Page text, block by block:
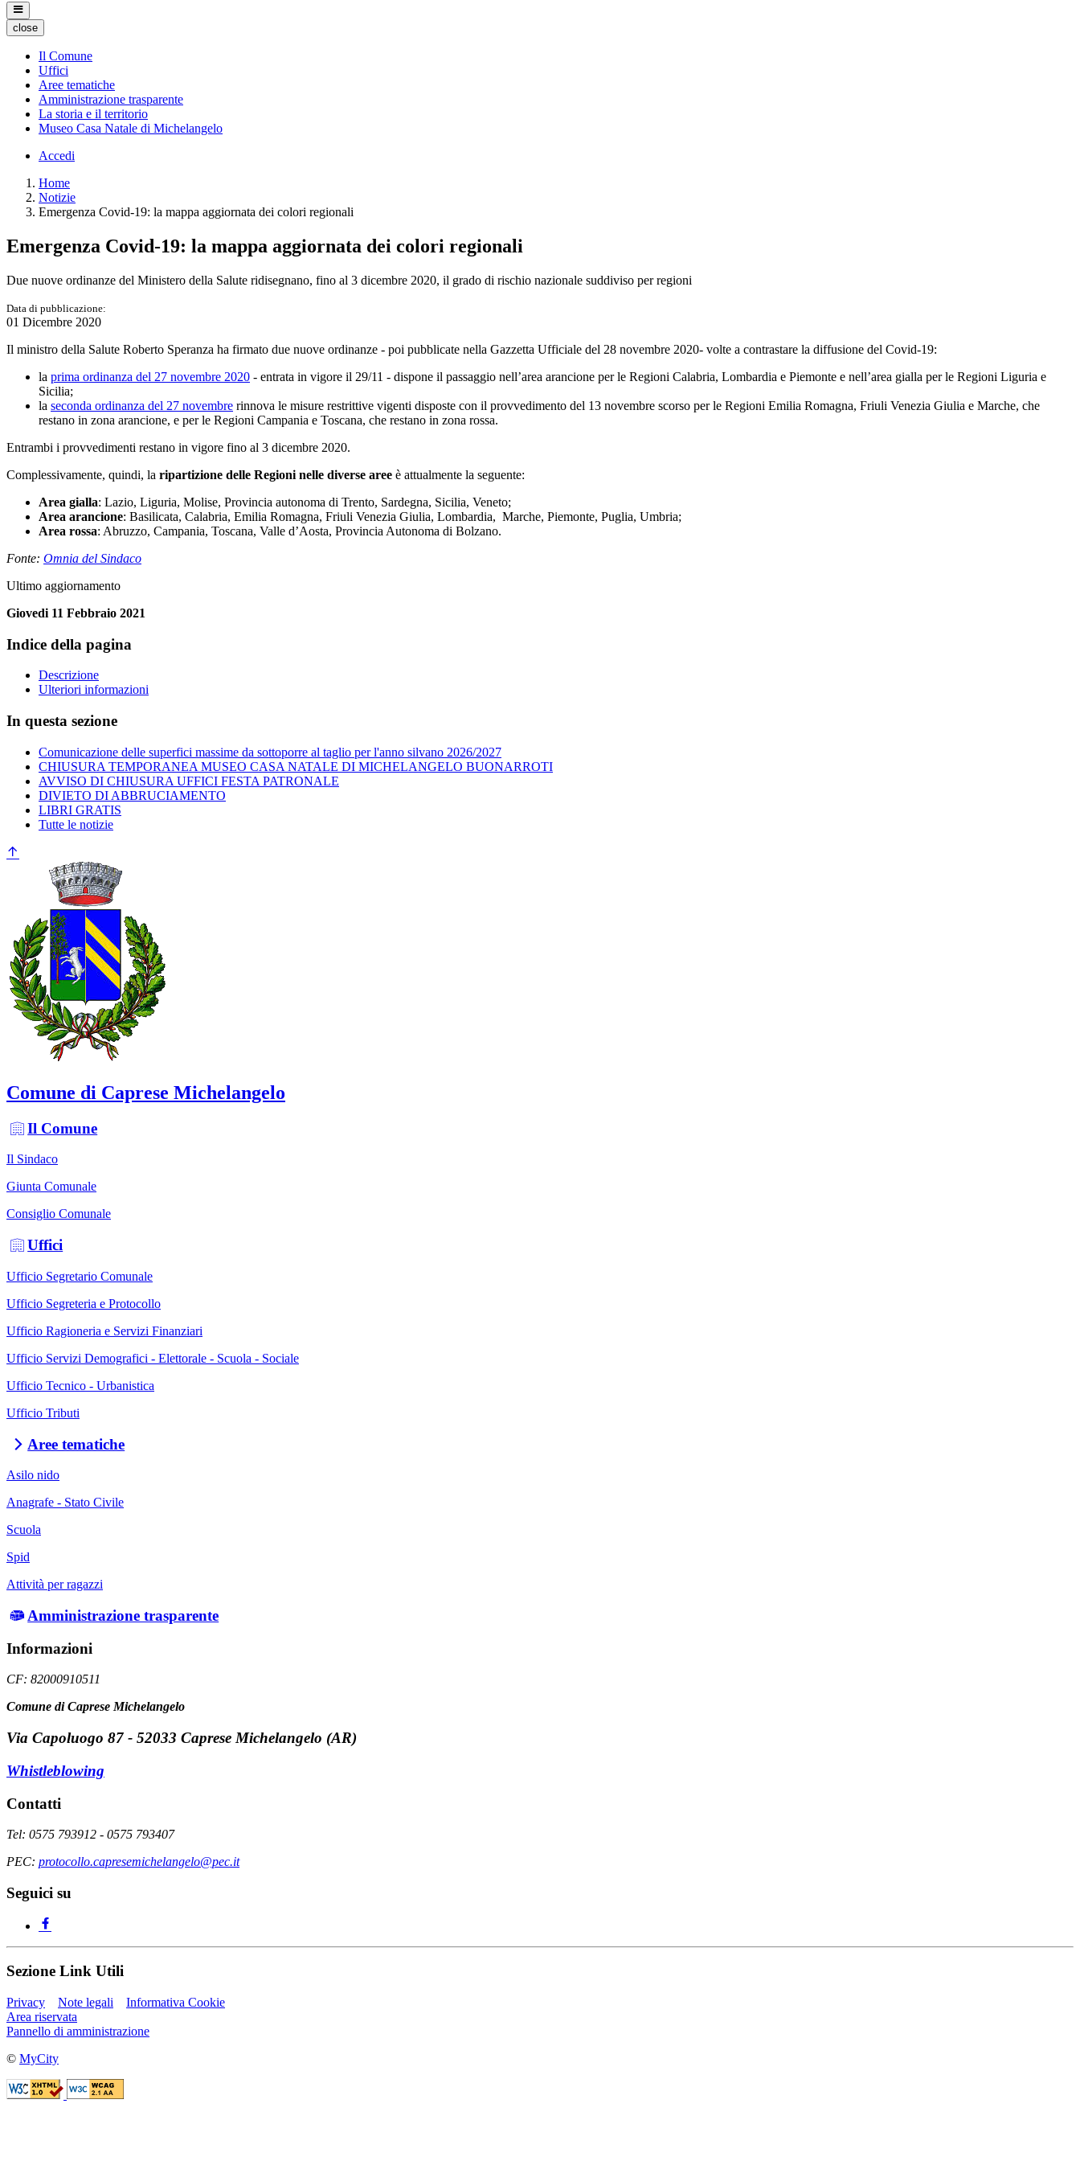
close
Il Comune
Uffici
Aree tematiche
Amministrazione trasparente
La storia e il territorio
Museo Casa Natale di Michelangelo
Accedi
Home
Notizie
Emergenza Covid-19: la mappa aggiornata dei colori regionali
Emergenza Covid-19: la mappa aggiornata dei colori regionali
Due nuove ordinanze del Ministero della Salute ridisegnano, fino al 3 dicembre 2020, il grado di rischio nazionale suddiviso per regioni
Data di pubblicazione:
01 Dicembre 2020
Il ministro della Salute Roberto Speranza ha firmato due nuove ordinanze - poi pubblicate nella Gazzetta Ufficiale del 28 novembre 2020- volte a contrastare la diffusione del Covid-19:
la prima ordinanza del 27 novembre 2020 - entrata in vigore il 29/11 - dispone il passaggio nell’area arancione per le Regioni Calabria, Lombardia e Piemonte e nell’area gialla per le Regioni Liguria e
Sicilia;
la seconda ordinanza del 27 novembre rinnova le misure restrittive vigenti disposte con il provvedimento del 13 novembre scorso per le Regioni Emilia Romagna, Friuli Venezia Giulia e Marche, che
restano in zona arancione, e per le Regioni Campania e Toscana, che restano in zona rossa.
Entrambi i provvedimenti restano in vigore fino al 3 dicembre 2020.
Complessivamente, quindi, la ripartizione delle Regioni nelle diverse aree è attualmente la seguente:
Area gialla: Lazio, Liguria, Molise, Provincia autonoma di Trento, Sardegna, Sicilia, Veneto;
Area arancione: Basilicata, Calabria, Emilia Romagna, Friuli Venezia Giulia, Lombardia, Marche, Piemonte, Puglia, Umbria;
Area rossa: Abruzzo, Campania, Toscana, Valle d’Aosta, Provincia Autonoma di Bolzano.
Fonte: Omnia del Sindaco
Ultimo aggiornamento
Giovedi 11 Febbraio 2021
Indice della pagina
Descrizione
Ulteriori informazioni
In questa sezione
Comunicazione delle superfici massime da sottoporre al taglio per l'anno silvano 2026/2027
CHIUSURA TEMPORANEA MUSEO CASA NATALE DI MICHELANGELO BUONARROTI
AVVISO DI CHIUSURA UFFICI FESTA PATRONALE
DIVIETO DI ABBRUCIAMENTO
LIBRI GRATIS
Tutte le notizie
Comune di Caprese Michelangelo
Il Comune
Il Sindaco
Giunta Comunale
Consiglio Comunale
Uffici
Ufficio Segretario Comunale
Ufficio Segreteria e Protocollo
Ufficio Ragioneria e Servizi Finanziari
Ufficio Servizi Demografici - Elettorale - Scuola - Sociale
Ufficio Tecnico - Urbanistica
Ufficio Tributi
Aree tematiche
Asilo nido
Anagrafe - Stato Civile
Scuola
Spid
Attività per ragazzi
Amministrazione trasparente
Informazioni
CF: 82000910511
Comune di Caprese Michelangelo
Via Capoluogo 87 - 52033 Caprese Michelangelo (AR)
Whistleblowing
Contatti
Tel: 0575 793912 - 0575 793407
PEC: protocollo.capresemichelangelo@pec.it
Seguici su
Sezione Link Utili
Privacy Note legali
Informativa Cookie
Area riservata
Pannello di amministrazione
© MyCity